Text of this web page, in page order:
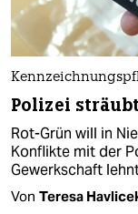
Polizei
Rot-Grün will in
Konflikte mit der
Gewerkschaft
Von Teresa